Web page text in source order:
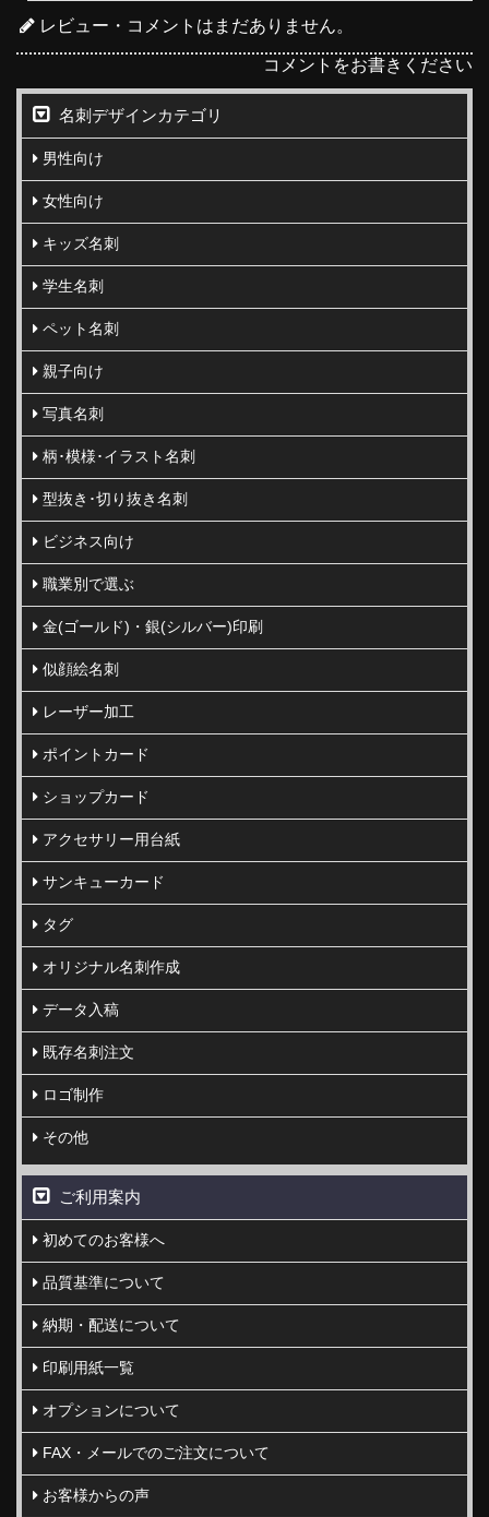
レビュー・コメントはまだありません。
コメントをお書きください
名刺デザインカテゴリ
男性向け
女性向け
キッズ名刺
学生名刺
ペット名刺
親子向け
写真名刺
柄･模様･イラスト名刺
型抜き･切り抜き名刺
ビジネス向け
職業別で選ぶ
金(ゴールド)・銀(シルバー)印刷
似顔絵名刺
レーザー加工
ポイントカード
ショップカード
アクセサリー用台紙
サンキューカード
タグ
オリジナル名刺作成
データ入稿
既存名刺注文
ロゴ制作
その他
ご利用案内
初めてのお客様へ
品質基準について
納期・配送について
印刷用紙一覧
オプションについて
FAX・メールでのご注文について
お客様からの声